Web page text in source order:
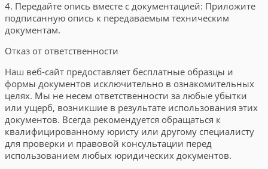
4. Передайте опись вместе с документацией: Приложите
подписанную опись к передаваемым техническим
документам.
Отказ от ответственности
Наш веб-сайт предоставляет бесплатные образцы и
формы документов исключительно в ознакомительных
целях. Мы не несем ответственности за любые убытки
или ущерб, возникшие в результате использования этих
документов. Всегда рекомендуется обращаться к
квалифицированному юристу или другому специалисту
для проверки и правовой консультации перед
использованием любых юридических документов.